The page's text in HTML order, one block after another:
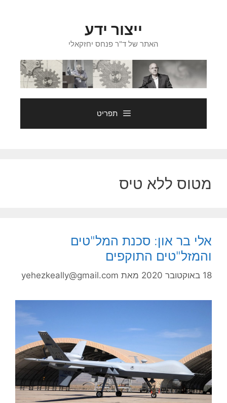
ייצור ידע
האתר של ד"ר פנחס יחזקאלי
תפריט
מטוס ללא טיס
אלי בר און: סכנת המל"טים
והמזל"טים התוקפים
18 באוקטובר 2020 מאת yehezkeally@gmail.com